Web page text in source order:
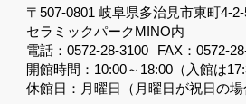
〒507-0801 岐阜県多治見市東町4-
セラミックパークMINO内
電話：0572-28-3100
FAX：0572-
開館時間：10:00～18:00（入館は
休館日：月曜日（月曜日が祝日の